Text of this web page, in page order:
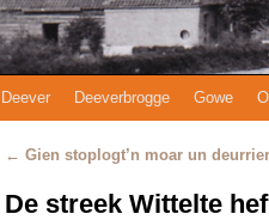
Deever Deeverbrogge Gowe
← Gien stoplogt’n moar un
De streek Wittelte